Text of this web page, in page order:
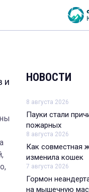
и
НОВОСТИ
8 августа 2026
Пауки стали
пожарных
8 августа 2026
Как совместная
изменила кошек
7 августа 2026
Гормон
на мышечную